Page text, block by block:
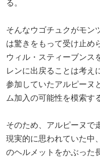
る。
そんなウゴチュクがモン
は驚きをもって受け止め
ウィル・スティーブンス
レンに出戻ることは考え
参加していたアルピーヌ
ム加入の可能性を模索す
そのため、アルピーヌで
現実的に思われていた中
のヘルメットをかぶった